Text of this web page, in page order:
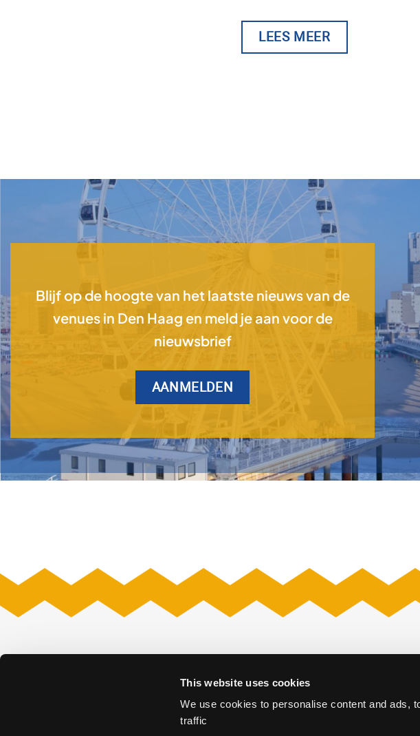
This website uses cookies
We use cookies to personalise content and ads,
traffic
LEES MEER
Blijf op de hoogte van het laatste nieuws van de
venues in Den Haag en meld je aan voor de
nieuwsbrief
AANMELDEN
Museon – Omniversum
Nieuwe Kerk
Nieuwspoort